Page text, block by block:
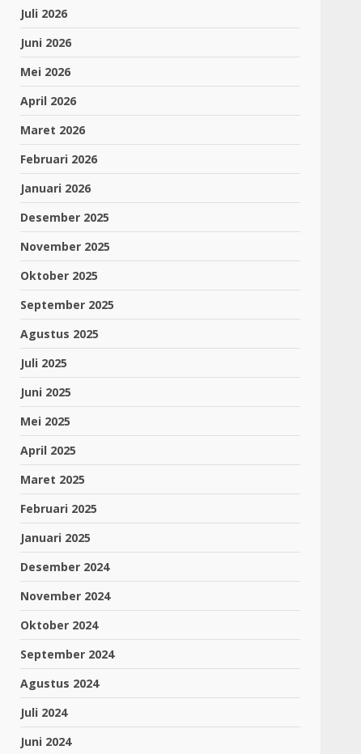
Juli 2026
Juni 2026
Mei 2026
April 2026
Maret 2026
Februari 2026
Januari 2026
Desember 2025
November 2025
Oktober 2025
September 2025
Agustus 2025
Juli 2025
Juni 2025
Mei 2025
April 2025
Maret 2025
Februari 2025
Januari 2025
Desember 2024
November 2024
Oktober 2024
September 2024
Agustus 2024
Juli 2024
Juni 2024